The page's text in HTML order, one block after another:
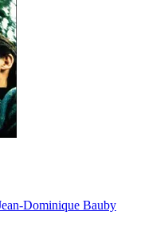
Dominique Bauby